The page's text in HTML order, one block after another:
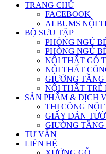
TRANG CHỦ
FACEBOOK
ALBUMS NỘI
BỘ SƯU TẬP
PHÒNG NGỦ
PHÒNG NGỦ
NỘI THẤT GỖ
NỘI THẤT
GIƯỜNG TẦNG
NỘI THẤT TRẺ
SẢN PHẨM & DỊCH
THI CÔNG NỘI
GIẤY DÁN
GIƯỜNG TẦNG
TƯ VẤN
LIÊN HỆ